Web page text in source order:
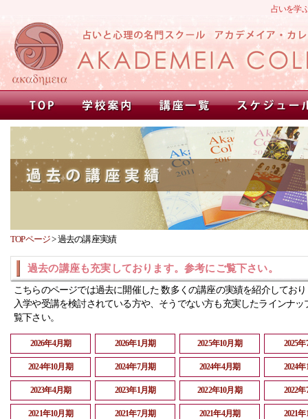
占いを学
TOPページ>過去の講座実績
過去の講座も充実しております。参考にご覧下さい。
こちらのページでは過去に開催した 数多くの講座の実績を紹介してお
入学や受講を検討されている方や、そうでない方も充実したラインナッ
覧下さい。
2026年4月期 2026年1月期 2025年10月期 2025
2024年10月期 2024年7月期 2024年4月期 2024
2023年4月期 2023年1月期 2022年10月期 2022
2021年10月期 2021年7月期 2021年4月期 2021